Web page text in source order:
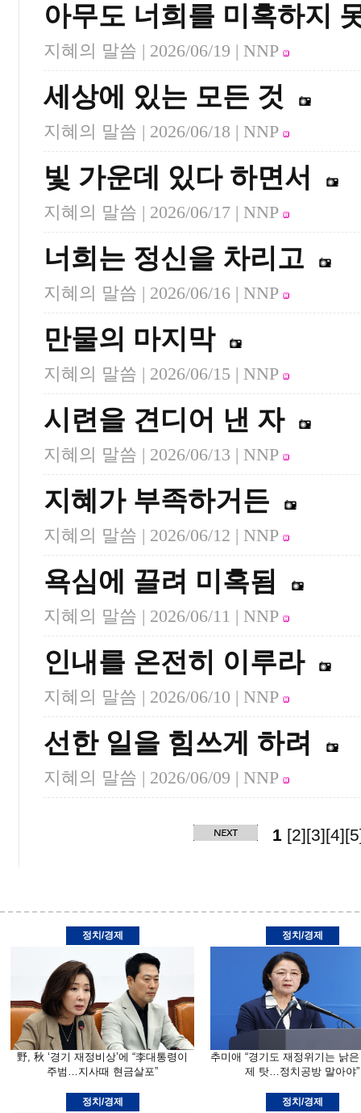
아무도 너희를 미혹하지
지혜의 말씀 | 2026/06/19 | NNP
세상에 있는 모든 것
지혜의 말씀 | 2026/06/18 | NNP
빛 가운데 있다 하면서
지혜의 말씀 | 2026/06/17 | NNP
너희는 정신을 차리고
지혜의 말씀 | 2026/06/16 | NNP
만물의 마지막
지혜의 말씀 | 2026/06/15 | NNP
시련을 견디어 낸 자
지혜의 말씀 | 2026/06/13 | NNP
지혜가 부족하거든
지혜의 말씀 | 2026/06/12 | NNP
욕심에 끌려 미혹됨
지혜의 말씀 | 2026/06/11 | NNP
인내를 온전히 이루라
지혜의 말씀 | 2026/06/10 | NNP
선한 일을 힘쓰게 하려
지혜의 말씀 | 2026/06/09 | NNP
1 [2][3][4]
정치/경제
野, 秋 ‘경기 재정비상’에 “李대통령이
주범…지사때 현금살포”
정치/경제
추미애 “경기도 재정위기는 낡
제 탓…정치공방 말아야”
정치/경제 정치/경제